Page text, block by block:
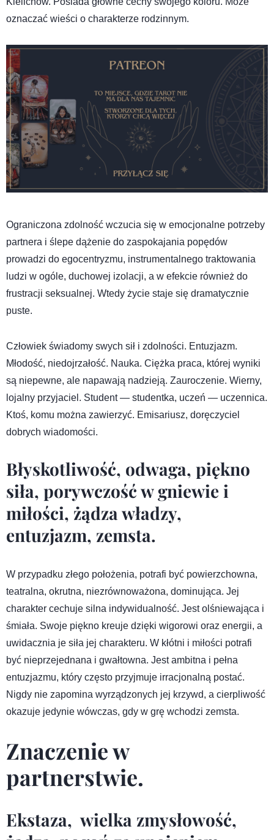
oznaczać wieści o charakterze rodzinnym.
Ograniczona zdolność wczucia się w emocjonalne potrzeby
partnera i ślepe dążenie do zaspokajania popędów
prowadzi do egocentryzmu, instrumentalnego traktowania
ludzi w ogóle, duchowej izolacji, a w efekcie również do
frustracji seksualnej. Wtedy życie staje się dramatycznie
puste.
Człowiek świadomy swych sił i zdolności. Entuzjazm.
Młodość, niedojrzałość. Nauka. Ciężka praca, której wyniki
są niepewne, ale napawają nadzieją. Zauroczenie. Wierny,
lojalny przyjaciel. Student — studentka, uczeń — uczennica.
Ktoś, komu można zawierzyć. Emisariusz, doręczyciel
dobrych wiadomości.
Błyskotliwość, odwaga, piękno
siła, porywczość w gniewie i
miłości, żądza władzy,
entuzjazm, zemsta.
W przypadku złego położenia, potrafi być powierzchowna,
teatralna, okrutna, niezrównoważona, dominująca. Jej
charakter cechuje silna indywidualność. Jest olśniewająca i
śmiała. Swoje piękno kreuje dzięki wigorowi oraz energii, a
uwidacznia je siła jej charakteru. W kłótni i miłości potrafi
być nieprzejednana i gwałtowna. Jest ambitna i pełna
entuzjazmu, który często przyjmuje irracjonalną postać.
Nigdy nie zapomina wyrządzonych jej krzywd, a cierpliwość
okazuje jedynie wówczas, gdy w grę wchodzi zemsta.
Znaczenie w
partnerstwie.
Ekstaza, wielka zmysłowość,